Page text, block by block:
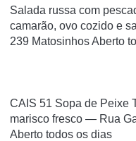
Salada russa com
camarão, ovo cozido e
239 Matosinhos Aberto
CAIS 51 Sopa de Peixe
marisco fresco — Rua
Aberto todos os dias